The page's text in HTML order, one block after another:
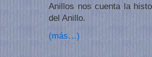
Anillos nos cuenta la
del Anillo.
(más…)